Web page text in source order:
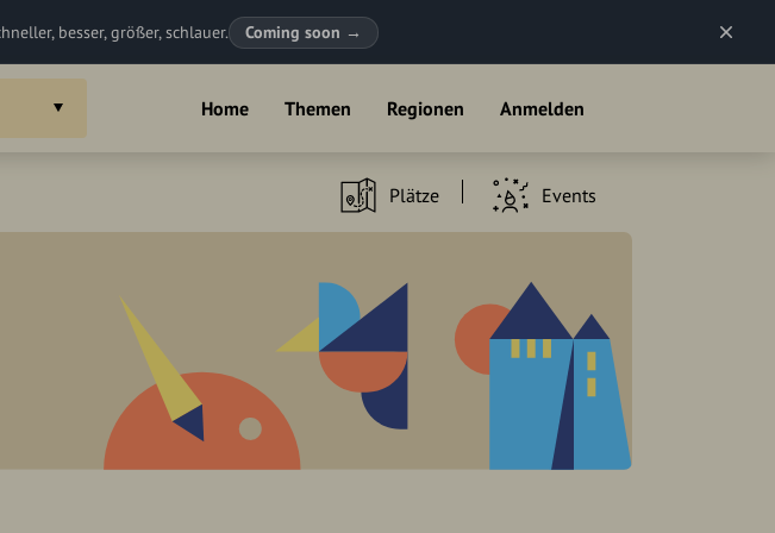
besser, größer, schlauer. Coming soon →
Home Themen Regionen Anmelden
Plätze Events